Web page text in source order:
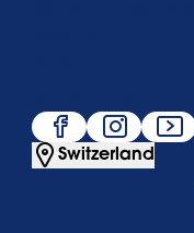
Switzerland